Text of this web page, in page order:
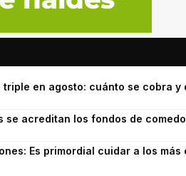
triple en agosto: cuánto se cobra
se acreditan los fondos de
Es primordial cuidar a los